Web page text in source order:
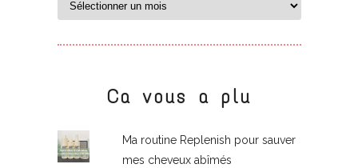
Ca vous a plu
Ma routine Replenish pour sauver
mes cheveux abîmés